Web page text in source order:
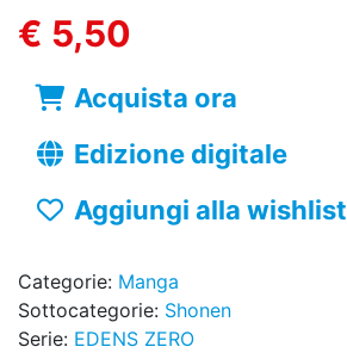
€ 5,50
Acquista ora
Edizione digitale
Aggiungi alla wishlist
Categorie: Manga
Sottocategorie: Shonen
Serie: EDENS ZERO